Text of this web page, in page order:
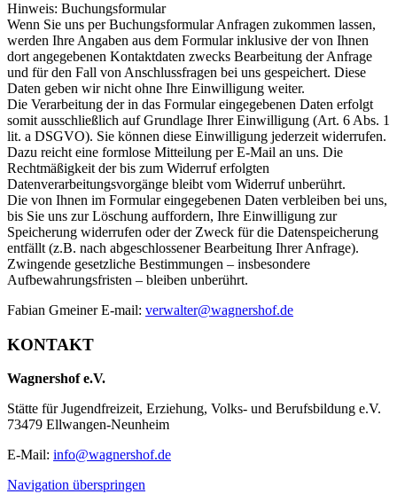
Hinweis: Buchungsformular
Wenn Sie uns per Buchungsformular Anfragen zukommen lassen,
werden Ihre Angaben aus dem Formular inklusive der von Ihnen
dort angegebenen Kontaktdaten zwecks Bearbeitung der Anfrage
und für den Fall von Anschlussfragen bei uns gespeichert. Diese
Daten geben wir nicht ohne Ihre Einwilligung weiter.
Die Verarbeitung der in das Formular eingegebenen Daten erfolgt
somit ausschließlich auf Grundlage Ihrer Einwilligung (Art. 6 Abs. 1
lit. a DSGVO). Sie können diese Einwilligung jederzeit widerrufen.
Dazu reicht eine formlose Mitteilung per E-Mail an uns. Die
Rechtmäßigkeit der bis zum Widerruf erfolgten
Datenverarbeitungsvorgänge bleibt vom Widerruf unberührt.
Die von Ihnen im Formular eingegebenen Daten verbleiben bei uns,
bis Sie uns zur Löschung auffordern, Ihre Einwilligung zur
Speicherung widerrufen oder der Zweck für die Datenspeicherung
entfällt (z.B. nach abgeschlossener Bearbeitung Ihrer Anfrage).
Zwingende gesetzliche Bestimmungen – insbesondere
Aufbewahrungsfristen – bleiben unberührt.
Fabian Gmeiner E-mail: verwalter@wagnershof.de
KONTAKT
Wagnershof e.V.
Stätte für Jugendfreizeit, Erziehung, Volks- und Berufsbildung e.V.
73479 Ellwangen-Neunheim
E-Mail: info@wagnershof.de
Navigation überspringen